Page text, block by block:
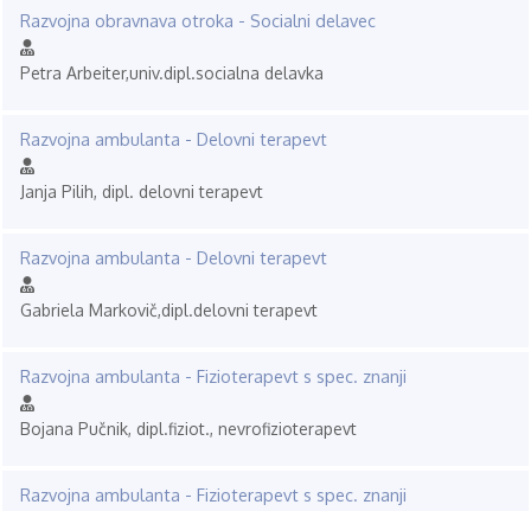
Razvojna obravnava otroka - Socialni delavec
Petra Arbeiter,univ.dipl.socialna delavka
Razvojna ambulanta - Delovni terapevt
Janja Pilih, dipl. delovni terapevt
Razvojna ambulanta - Delovni terapevt
Gabriela Markovič,dipl.delovni terapevt
Razvojna ambulanta - Fizioterapevt s spec. znanji
Bojana Pučnik, dipl.fiziot., nevrofizioterapevt
Razvojna ambulanta - Fizioterapevt s spec. znanji